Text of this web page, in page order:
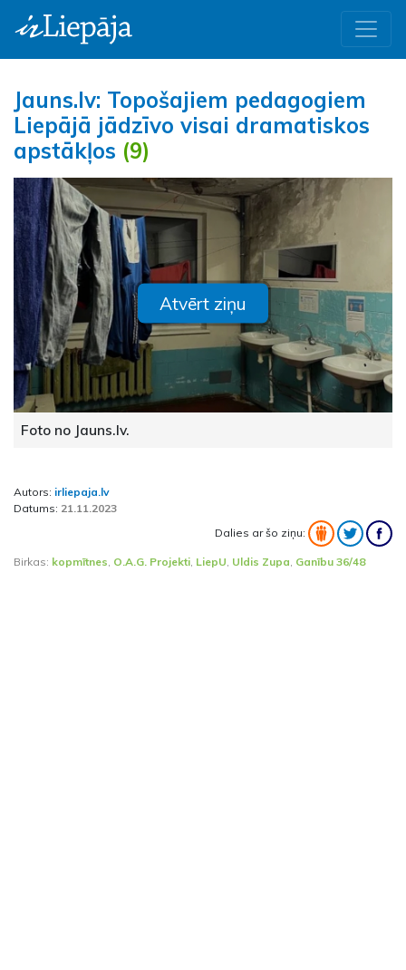
Jauns.lv: Topošajiem pedagogiem
Liepājā jādzīvo visai dramatiskos
apstākļos (9)
Foto no Jauns.lv.
Atvērt ziņu
Autors: irliepaja.lv
Datums: 21.11.2023
Dalies ar šo ziņu:
Birkas: kopmītnes O.A.G. Projekti LiepU Uldis Zupa Ganību 36/48